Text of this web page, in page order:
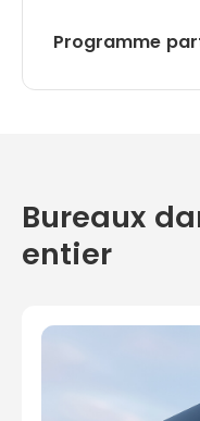
Programme
Bureaux
entier